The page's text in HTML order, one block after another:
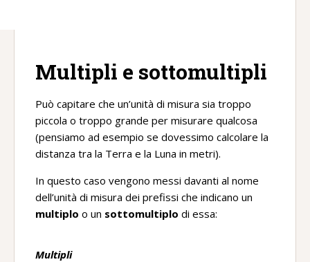
Multipli e sottomultipli
Può capitare che un’unità di misura sia troppo
piccola o troppo grande per misurare qualcosa
(pensiamo ad esempio se dovessimo calcolare la
distanza tra la Terra e la Luna in metri).
In questo caso vengono messi davanti al nome
dell’unità di misura dei prefissi che indicano un
multiplo o un sottomultiplo di essa:
Multipli